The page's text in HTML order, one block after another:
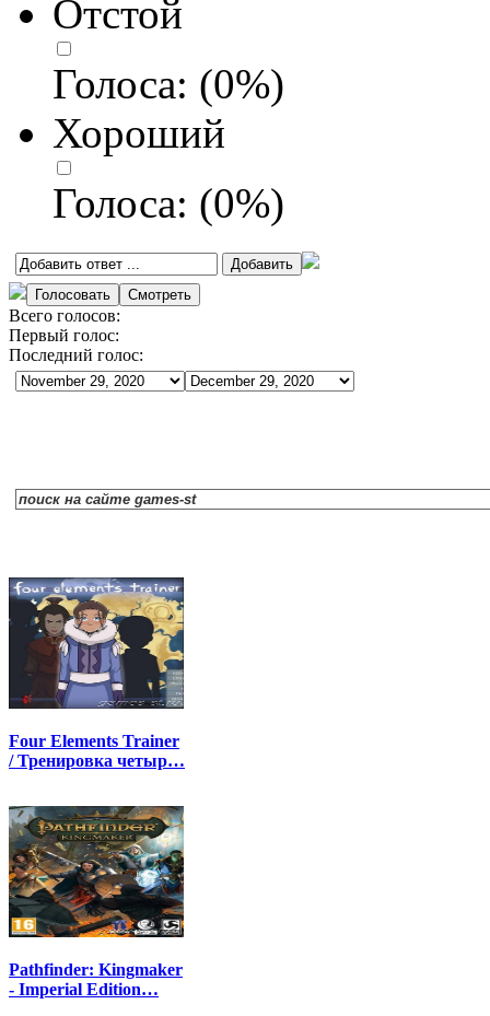
Отстой
Голоса: (0%)
Хороший
Голоса: (0%)
Всего голосов:
Первый голос:
Последний голос:
Four Elements Trainer
/ Тренировка четыр…
Pathfinder: Kingmaker
- Imperial Edition…